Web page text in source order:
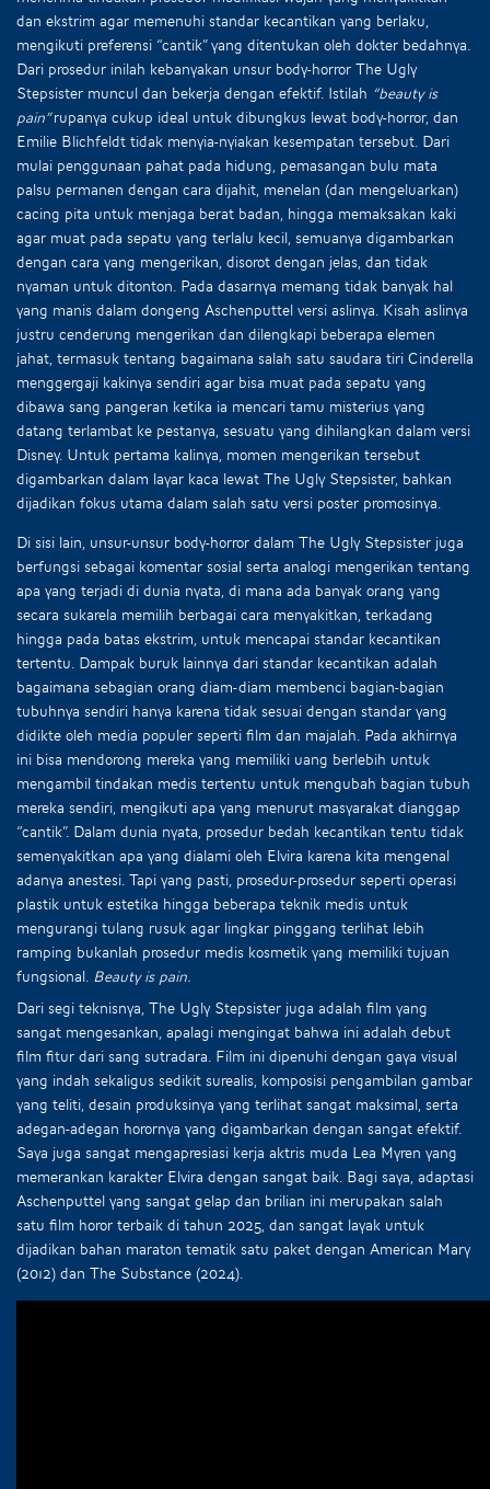
dan ekstrim agar memenuhi standar kecantikan yang berlaku,
mengikuti preferensi “cantik” yang ditentukan oleh dokter bedahnya.
Dari prosedur inilah kebanyakan unsur body-horror The Ugly
Stepsister muncul dan bekerja dengan efektif. Istilah “beauty is
pain”rupanya cukup ideal untuk dibungkus lewat body-horror, dan
Emilie Blichfeldt tidak menyia-nyiakan kesempatan tersebut. Dari
mulai penggunaan pahat pada hidung, pemasangan bulu mata
palsu permanen dengan cara dijahit, menelan (dan mengeluarkan)
cacing pita untuk menjaga berat badan, hingga memaksakan kaki
agar muat pada sepatu yang terlalu kecil, semuanya digambarkan
dengan cara yang mengerikan, disorot dengan jelas, dan tidak
nyaman untuk ditonton. Pada dasarnya memang tidak banyak hal
yang manis dalam dongeng Aschenputtel versi aslinya. Kisah aslinya
justru cenderung mengerikan dan dilengkapi beberapa elemen
jahat, termasuk tentang bagaimana salah satu saudara tiri Cinderella
menggergaji kakinya sendiri agar bisa muat pada sepatu yang
dibawa sang pangeran ketika ia mencari tamu misterius yang
datang terlambat ke pestanya, sesuatu yang dihilangkan dalam versi
Disney. Untuk pertama kalinya, momen mengerikan tersebut
digambarkan dalam layar kaca lewat The Ugly Stepsister, bahkan
dijadikan fokus utama dalam salah satu versi poster promosinya.
Di sisi lain, unsur-unsur body-horror dalam The Ugly Stepsister juga
berfungsi sebagai komentar sosial serta analogi mengerikan tentang
apa yang terjadi di dunia nyata, di mana ada banyak orang yang
secara sukarela memilih berbagai cara menyakitkan, terkadang
hingga pada batas ekstrim, untuk mencapai standar kecantikan
tertentu. Dampak buruk lainnya dari standar kecantikan adalah
bagaimana sebagian orang diam-diam membenci bagian-bagian
tubuhnya sendiri hanya karena tidak sesuai dengan standar yang
didikte oleh media populer seperti film dan majalah. Pada akhirnya
ini bisa mendorong mereka yang memiliki uang berlebih untuk
mengambil tindakan medis tertentu untuk mengubah bagian tubuh
mereka sendiri, mengikuti apa yang menurut masyarakat dianggap
“cantik”. Dalam dunia nyata, prosedur bedah kecantikan tentu tidak
semenyakitkan apa yang dialami oleh Elvira karena kita mengenal
adanya anestesi. Tapi yang pasti, prosedur-prosedur seperti operasi
plastik untuk estetika hingga beberapa teknik medis untuk
mengurangi tulang rusuk agar lingkar pinggang terlihat lebih
ramping bukanlah prosedur medis kosmetik yang memiliki tujuan
fungsional. Beauty is pain.
Dari segi teknisnya, The Ugly Stepsister juga adalah film yang
sangat mengesankan, apalagi mengingat bahwa ini adalah debut
film fitur dari sang sutradara. Film ini dipenuhi dengan gaya visual
yang indah sekaligus sedikit surealis, komposisi pengambilan gambar
yang teliti, desain produksinya yang terlihat sangat maksimal, serta
adegan-adegan horornya yang digambarkan dengan sangat efektif.
Saya juga sangat mengapresiasi kerja aktris muda Lea Myren yang
memerankan karakter Elvira dengan sangat baik. Bagi saya, adaptasi
Aschenputtel yang sangat gelap dan brilian ini merupakan salah
satu film horor terbaik di tahun 2025, dan sangat layak untuk
dijadikan bahan maraton tematik satu paket dengan American Mary
(2012) dan The Substance (2024).